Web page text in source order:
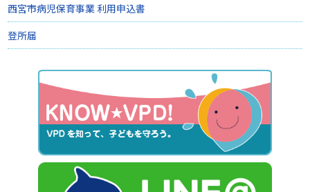
西宮市病児保育事業 利用申込書
登所届